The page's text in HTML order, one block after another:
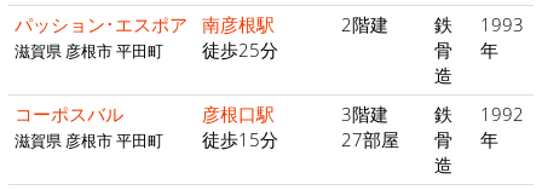
パッション･エスポア
滋賀県 彦根市 平田町
南彦根駅
徒歩25分
2階建
鉄
骨
造
1993
年
コーポスバル
滋賀県 彦根市 平田町
彦根口駅
徒歩15分
3階建
27部屋
鉄
骨
造
1992
年